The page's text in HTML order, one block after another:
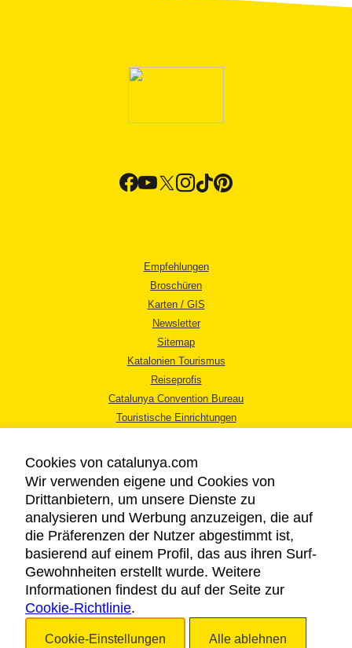
Empfehlungen
Broschüren
Karten / GIS
Newsletter
Sitemap
Katalonien Tourismus
Reiseprofis
Catalunya Convention Bureau
Touristische Einrichtungen
RECHTLICHER HINWEIS
DATENSCHUTZICHTLINIE
COOKIES
BARRIEREFREIHEIT
Cookies von catalunya.com
Wir verwenden eigene und Cookies von
Drittanbietern, um unsere Dienste zu
analysieren und Werbung anzuzeigen, die auf
die Präferenzen der Nutzer abgestimmt ist,
basierend auf einem Profil, das aus ihren Surf-
Gewohnheiten erstellt wurde. Weitere
Informationen findest du auf der Seite zur
Cookie-Richtlinie.
Cookie-Einstellungen Alle ablehnen